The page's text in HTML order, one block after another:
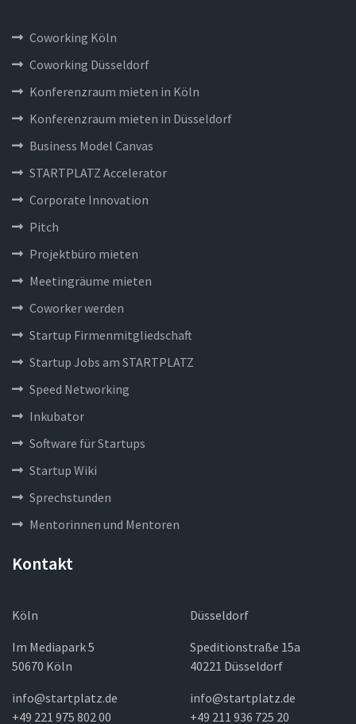
Coworking Köln
Coworking Düsseldorf
Konferenzraum mieten in Köln
Konferenzraum mieten in Düsseldorf
Business Model Canvas
STARTPLATZ Accelerator
Corporate Innovation
Pitch
Projektbüro mieten
Meetingräume mieten
Coworker werden
Startup Firmenmitgliedschaft
Startup Jobs am STARTPLATZ
Speed Networking
Inkubator
Software für Startups
Startup Wiki
Sprechstunden
Mentorinnen und Mentoren
Kontakt
Köln
Im Mediapark 5
50670 Köln
info@startplatz.de
+49 221 975 802 00
Düsseldorf
Speditionstraße 15a
40221 Düsseldorf
info@startplatz.de
+49 211 936 725 20